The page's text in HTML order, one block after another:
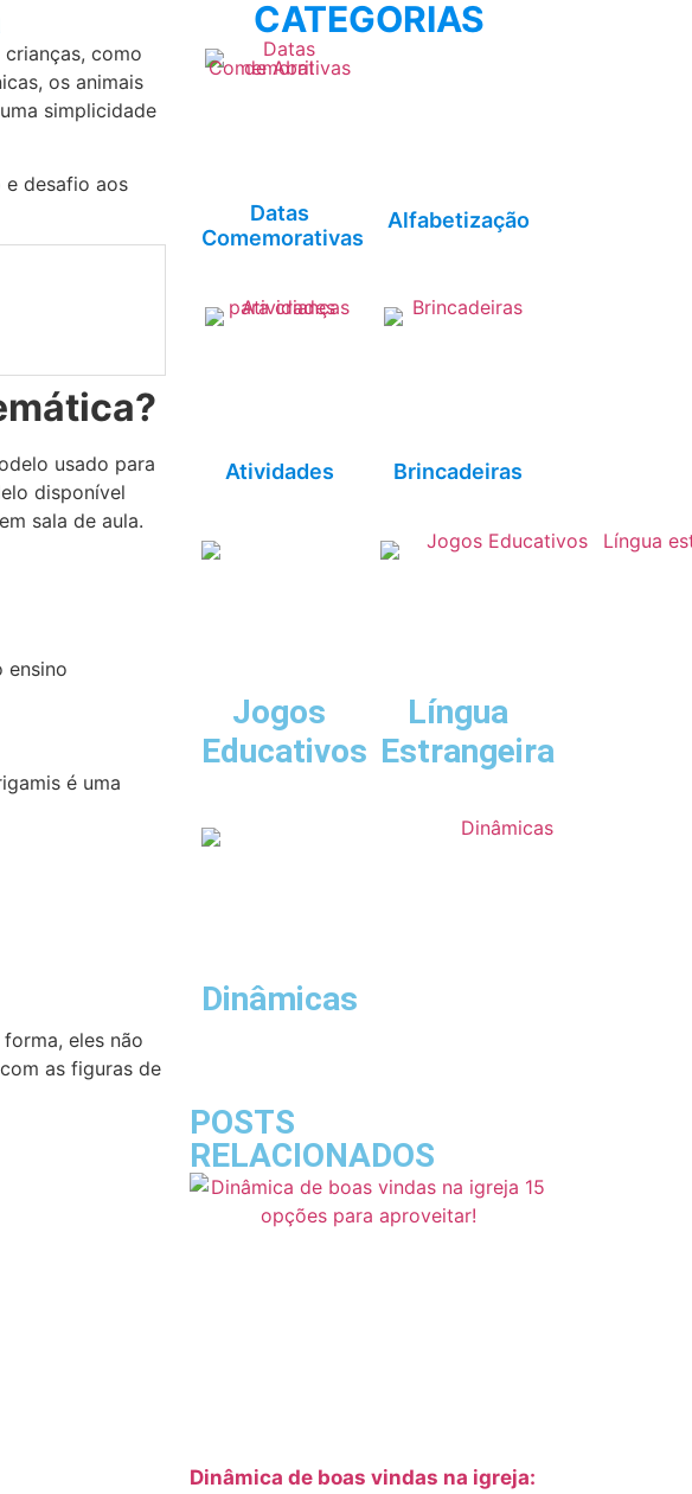
como
os animais
simplicidade
desafio aos
usado para
disponível
sala de aula.
ensino
é uma
eles não
as figuras de
CATEGORIAS
Datas
Comemorativas
Alfabetização
Atividades Brincadeiras
Jogos
Educativos
Língua
Estrangeira
Dinâmicas
POSTS
RELACIONADOS
Dinâmica de boas vindas na igreja: